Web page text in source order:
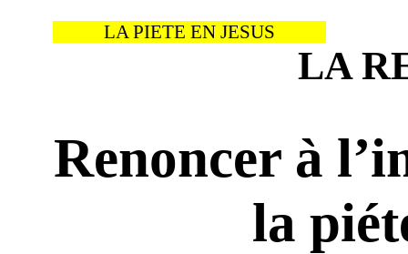
LA PIETE EN JESUS
LA
Renoncer à
la